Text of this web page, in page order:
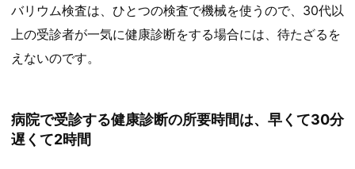
バリウム検査は、ひとつの検査で機械を使うので、30代以
上の受診者が一気に健康診断をする場合には、待たざるを
えないのです。
病院で受診する健康診断の所要時間は、早くて30分
遅くて2時間